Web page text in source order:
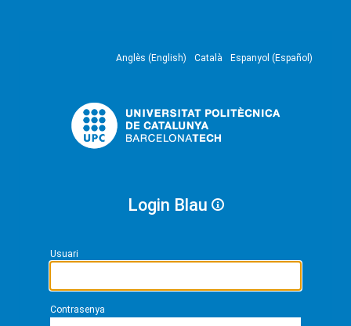
Anglès (English) Català Espanyol (Español)
Login Blau
Usuari
Contrasenya